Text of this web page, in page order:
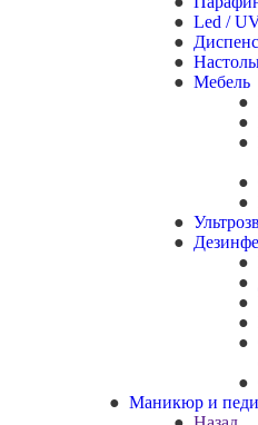
Led /
Мебель
Маникюр и